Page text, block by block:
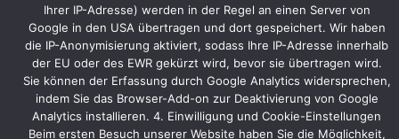
verschiedenen
Whiskeysorten
eingeladen
werden.
Ihrer IP-Adresse) werden in der Regel an einen Server von
Google in den USA übertragen und dort gespeichert. Wir haben
die IP-Anonymisierung aktiviert, sodass Ihre IP-Adresse innerhalb
der EU oder des EWR gekürzt wird, bevor sie übertragen wird.
Sie können der Erfassung durch Google Analytics widersprechen,
indem Sie das Browser-Add-on zur Deaktivierung von Google
Analytics installieren. 4. Einwilligung und Cookie-Einstellungen
Beim ersten Besuch unserer Website haben Sie die Möglichkeit,